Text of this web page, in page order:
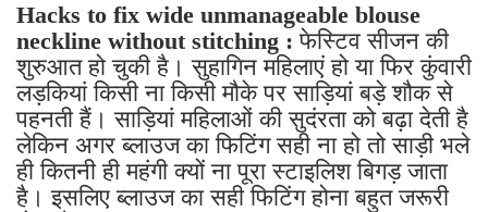
Hacks to fix wide unmanageable blouse
neckline without stitching :फेस्टिव सीजन की
शुरुआत हो चुकी है। सुहागिन महिलाएं हो या फिर कुंवारी
लड़कियां किसी ना किसी मौके पर साड़ियां बड़े शौक से
पहनती हैं। साड़ियां महिलाओं की सुदंरता को बढ़ा देती है
लेकिन अगर ब्लाउज का फिटिंग सही ना हो तो साड़ी भले
ही कितनी ही महंगी क्यों ना पूरा स्टाइलिश बिगड़ जाता
है। इसलिए ब्लाउज का सही फिटिंग होना बहुत जरूरी